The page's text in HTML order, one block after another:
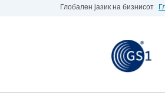
Глобален јазик на бизнисот